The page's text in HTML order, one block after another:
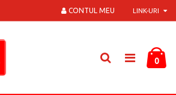
LINK-URI
CONTUL MEU
0